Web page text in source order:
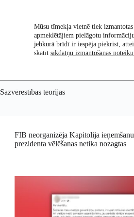
Sazvērestības teorijas
FIB neorganizēja Kapitolija
prezidenta vēlēšanas netika nozagtas
Mūsu tīmekļa vietnē tiek
apmeklētājiem pielāgotu
jebkurā brīdī ir iespēja piekrist,
skatīt sīkdatņu izmantošanas